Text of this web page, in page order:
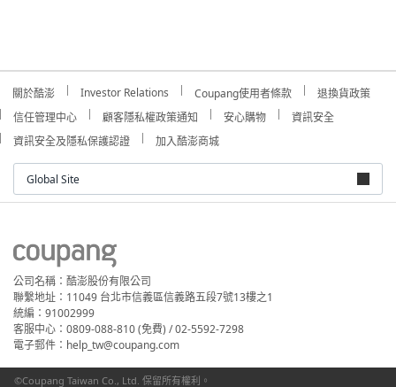
關於酷澎 Investor Relations Coupang使用者條款
退換貨政策
信任管理中心
顧客隱私權政策通知 安心購物
資訊安全
資訊安全及隱私保護認證
加入酷澎商城
Global Site
公司名稱：酷澎股份有限公司
聯繫地址：11049 台北市信義區信義路五段7號13樓之1
統編：91002999
客服中心：0809-088-810 (免費) / 02-5592-7298
電子郵件：help_tw@coupang.com
©Coupang Taiwan Co., Ltd. 保留所有權利。